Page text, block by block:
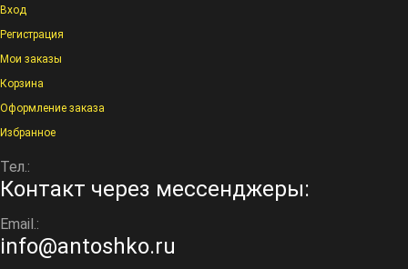
Вход
Регистрация
Мои заказы
Корзина
Оформление заказа
Избранное
Тел.:
Контакт через мессенджеры:
Email.:
info@antoshko.ru